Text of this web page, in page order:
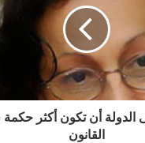
الدولة أن تكون أكثر
القانون